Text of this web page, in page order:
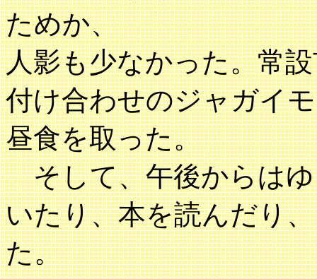
ためか、
人影も少なかった。常
付け合わせのジャガイ
昼食を取った。
そして、午後からはゆ
いたり、本を読んだり
た。